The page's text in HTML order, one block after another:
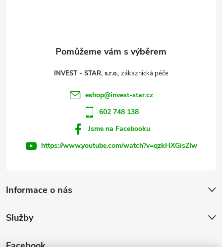
Informace o nás
Služby
INVEST - STAR, s.r.o.
eshop@invest-star.cz
602 748 138
Jsme na Facebooku
https://www.youtube.com/watch?v=qzkHXGisZIw